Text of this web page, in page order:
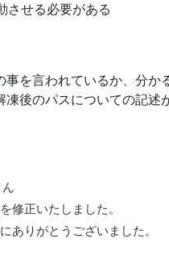
させる必要がある
を言われているか、分か
後のパスについての記述
修正いたしました。
ありがとうございました。